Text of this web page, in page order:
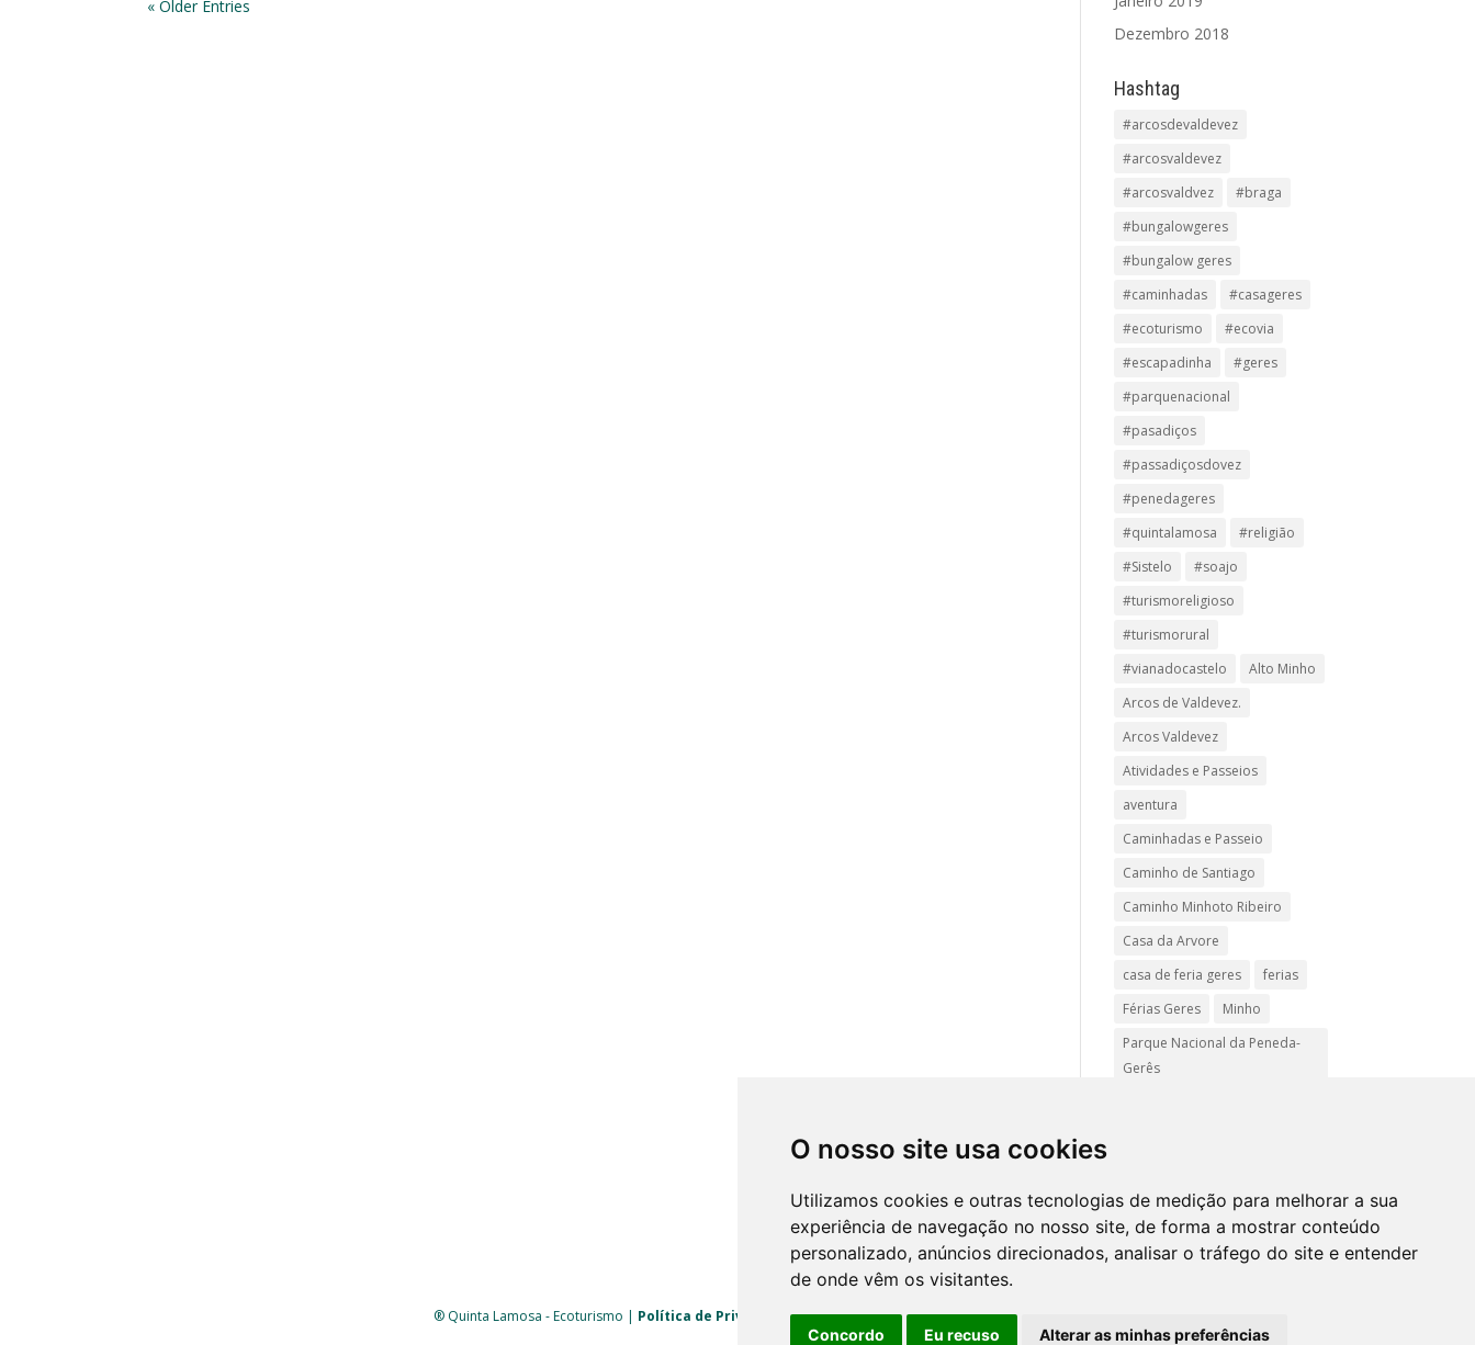
O nosso site usa cookies
Utilizamos cookies e outras tecnologias de medição para melhorar a sua
experiência de navegação no nosso site, de forma a mostrar conteúdo
personalizado, anúncios direcionados, analisar o tráfego do site e entender
de onde vêm os visitantes.
Concordo Eu recuso Alterar as minhas preferências
« Older Entries
Dezembro 2018
Hashtag
#arcosdevaldevez
#arcosvaldevez
#arcosvaldvez
#braga
#bungalowgeres
#bungalow geres
#caminhadas
#casageres
#ecoturismo
#ecovia
#escapadinha
#geres
#parquenacional
#pasadiços
#passadiçosdovez
#penedageres
#quintalamosa
#religião
#Sistelo
#soajo
#turismoreligioso
#turismorural
#vianadocastelo
Alto Minho
Arcos de Valdevez.
Arcos Valdevez
Atividades e Passeios
aventura
Caminhadas e Passeio
Caminho de Santiago
Caminho Minhoto Ribeiro
Casa da Arvore
casa de feria geres
ferias
Férias Geres
Minho
Parque Nacional da Peneda-
Gerês
Turismo Rural Gerês
® Quinta Lamosa - Ecoturismo | Política de Privacidade|Livro de Reclamações| Mapasite